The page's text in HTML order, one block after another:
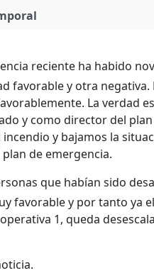
reciente ha habido
favorable y otra
La verdad
y como director del
y bajamos la
de emergencia.
que habían sido
favorable y por tanto ya
1, queda